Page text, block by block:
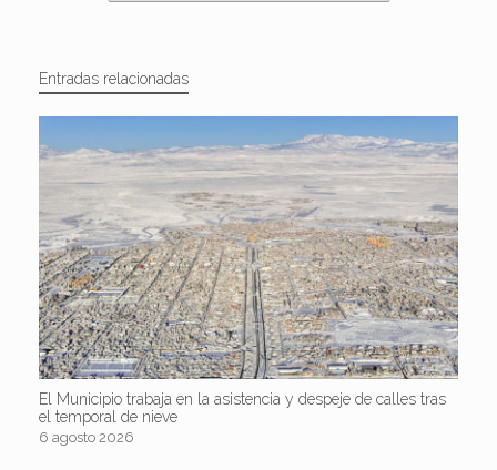
Entradas relacionadas
El Municipio trabaja en la asistencia y despeje de calles tras
el temporal de nieve
6 agosto 2026